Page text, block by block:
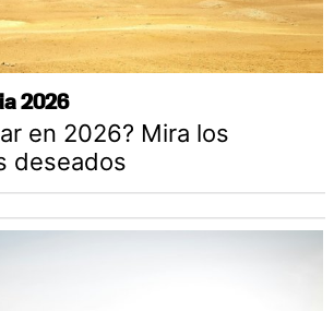
2026
en 2026? Mira los
deseados